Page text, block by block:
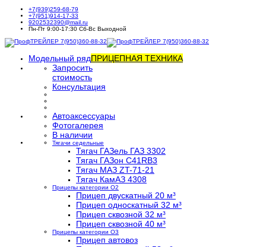
+7(939)259-68-79
+7(951)914-17-33
9202532390@mail.ru
Пн-Пт 9:00-17:30 Сб-Вс Выходной
Модельный рядПРИЦЕПНАЯ ТЕХНИКА
Запросить
стоимость
Консультация
Автоаксессуары
Фотогалерея
В наличии
Тягачи седельные
Тягач ГАЗель ГАЗ 3302
Тягач ГАЗон C41RB3
Тягач МАЗ ZT-71-21
Тягач КамАЗ 4308
Прицепы категории О2
Прицеп двускатный 20 м³
Прицеп односкатный 32 м³
Прицеп сквозной 32 м³
Прицеп сквозной 40 м³
Прицепы категории О3
Прицеп автовоз